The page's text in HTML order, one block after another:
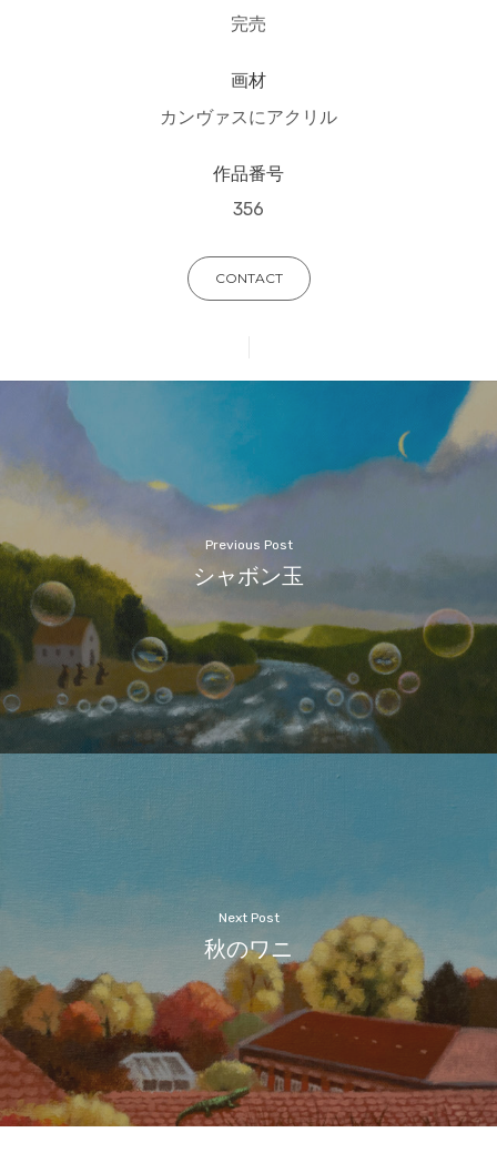
完売
画材
カンヴァスにアクリル
作品番号
356
CONTACT
Previous Post
シャボン玉
Next Post
秋のワニ